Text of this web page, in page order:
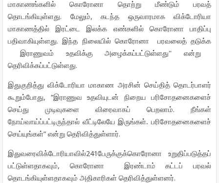
மாகாணங்களில் கொரோனா தொற்று
மீண்டும்
பரவத்
தொடங்கியுள்ளது. மேலும், கடந்த ஒருவாரமாக
விக்டோரியா
மாகாணத்தில்
இரட்டை இலக்க எண்களில் கொரோனா
பாதிப்பு
பதிவாகியுள்ளது.இந்த நிலையில் கொரோனா பரவலைத் தடுக்க
இராணுவம்
உதவிக்கு அழைக்கப்பட்டுள்ளது''என்று
தெரிவிக்கப்பட்டுள்ளது.
இதுகுறித்து விக்டோரியா மாகாண அரசின் செய்தித் தொடர்பாளர்
கூறும்போது, “இராணுவ உதவியுடன் நிறைய
பரிசோதனைகளைச்
செய்து
முடிவுகளை விரைவாகப் பெறலாம்.
நீங்கள்
நோய்வாய்ப்பட்டிருந்தால் வீட்டிலேயே இருங்கள்.பரிசோதனைகளைச்
செய்யுங்கள்” என்று தெரிவித்துள்ளார்.
இதுவரைவிக்டோரியாவில்241பேருக்குக்கொரோனா
உறுதிப்படுத்தப்
பட்டுள்ளதாகவும், கொரோனா இரண்டாம் கட்டப்
பரவல்
தொடங்கியுள்ளதாகவும் அதிகாரிகள் தெரிவித்துள்ளனர்.